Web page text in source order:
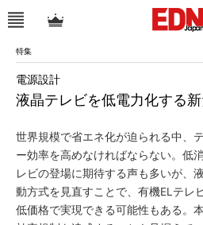
特集
液晶テレビを低電力化する
電源設計
世界規模で省エネ化が迫られる中、
ー効率を高めなければならない。低
レビの登場に期待する声も多いが、
動方式を見直すことで、有機ELテレ
低価格で実現できる可能性もある。